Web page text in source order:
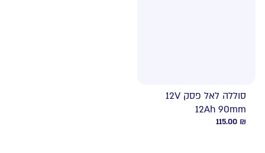
סוללה לאל פסק 12V
12Ah 90mm
115.00 ₪